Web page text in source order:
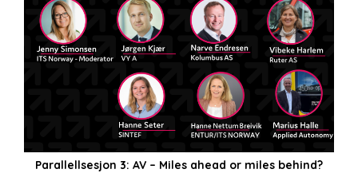
Parallellsesjon 3: AV – Miles ahead or miles behind?